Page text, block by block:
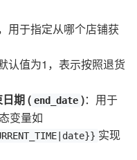
用于指定从哪个店铺获
认值为1，表示按照退货
期 ( end_date )：用于
变量如
实现